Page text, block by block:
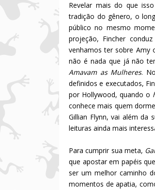
Revelar mais do que
tradição do gênero, o
público no mesmo
projeção, Fincher
venhamos ter sobre Amy
não é nada que já não
Amavam as Mulheres.
definidos e executados,
por Hollywood, quando o
conhece mais quem
Gillian Flynn, vai além da
leituras ainda mais
Para cumprir sua meta,
que apostar em papéis
ser um melhor caminho
momentos de apatia,